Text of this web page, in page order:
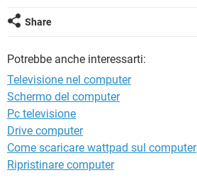
HARDWARE
INSTAGRAM
HARDWARE
Share
Potrebbe anche interessarti:
Televisione nel computer
Schermo del computer
Pc televisione
Drive computer
Come scaricare wattpad sul computer
Ripristinare computer